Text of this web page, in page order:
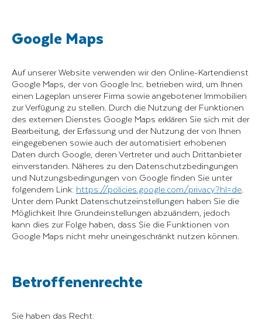
Google Maps
Auf unserer Website verwenden wir den Online-Kartendienst
Google Maps, der von Google Inc. betrieben wird, um Ihnen
einen Lageplan unserer Firma sowie angebotener Immobilien
zur Verfügung zu stellen. Durch die Nutzung der Funktionen
des externen Dienstes Google Maps erklären Sie sich mit der
Bearbeitung, der Erfassung und der Nutzung der von Ihnen
eingegebenen sowie auch der automatisiert erhobenen
Daten durch Google, deren Vertreter und auch Drittanbieter
einverstanden. Näheres zu den Datenschutzbedingungen
und Nutzungsbedingungen von Google finden Sie unter
folgendem Link: https://policies.google.com/privacy?hl=de.
Unter dem Punkt Datenschutzeinstellungen haben Sie die
Möglichkeit Ihre Grundeinstellungen abzuändern, jedoch
kann dies zur Folge haben, dass Sie die Funktionen von
Google Maps nicht mehr uneingeschränkt nutzen können.
Betroffenenrechte
Sie haben das Recht: